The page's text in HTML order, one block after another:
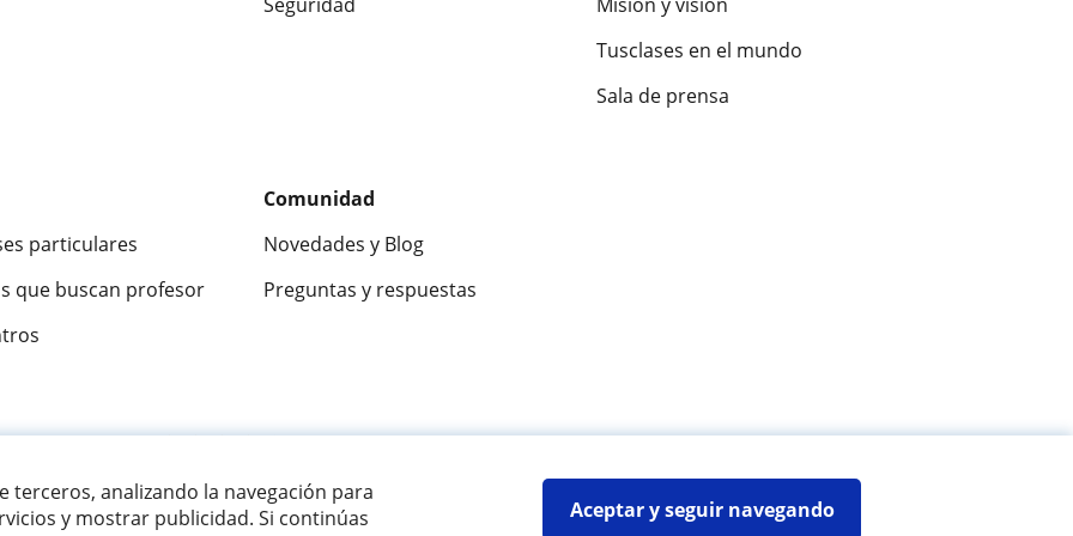
terceros, analizando la navegación para
y mostrar publicidad. Si continúas
Aceptar y seguir navegando
Seguridad
Misión y visión
Tusclases en el mundo
Sala de prensa
particulares
que buscan profesor
Comunidad
Novedades y Blog
Preguntas y respuestas
9,5/10 ★★★★★
Mapa web:Profesores particulares